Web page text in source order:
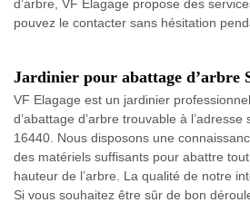
d’arbre, VF Elagage propose des
pouvez le contacter sans hésitation
Jardinier pour abattage d’arbre
VF Elagage est un jardinier
d’abattage d’arbre trouvable à
16440. Nous disposons une
des matériels suffisants pour abattre
hauteur de l’arbre. La qualité de notre
Si vous souhaitez être sûr de bon